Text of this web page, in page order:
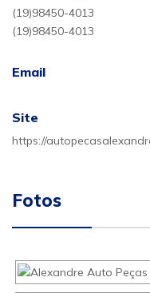
(19)98450-4013
(19)98450-4013
Email
Site
https://
Fotos